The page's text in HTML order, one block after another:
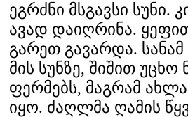
ეგრძნი მსგავსი სუნი.
ავად დაიღრინა.
გარეთ გავარდა.
მის სუნზე, შიშით
ფერმებს, მაგრამ ახლა
იყო. ძაღლმა ღამის